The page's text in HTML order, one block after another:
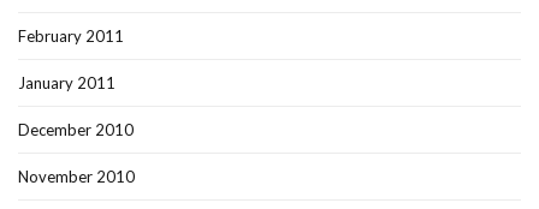
February 2011
January 2011
December 2010
November 2010